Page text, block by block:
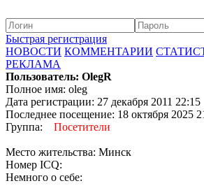
Быстрая регистрация
НОВОСТИ КОММЕНТАРИИ
РЕКЛАМА
Пользователь: OlegR
Полное имя: oleg
Дата регистрации: 27 декабря 2011 22:15
Последнее посещение: 18 октября 2025
Группа: Посетители
Место жительства: Минск
Номер ICQ:
Немного о себе: